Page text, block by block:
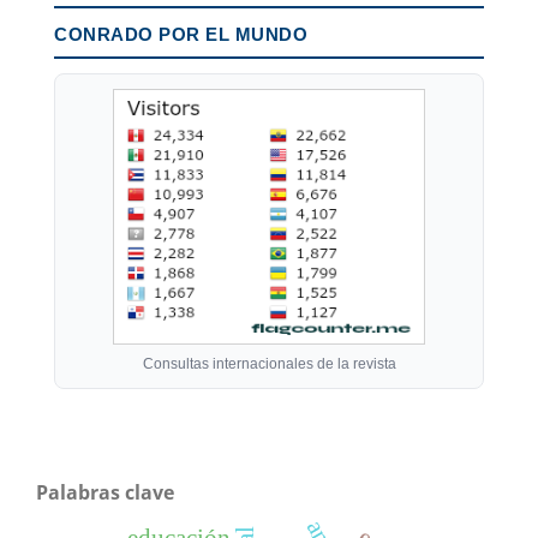
CONRADO POR EL MUNDO
Consultas internacionales de la revista
Palabras clave